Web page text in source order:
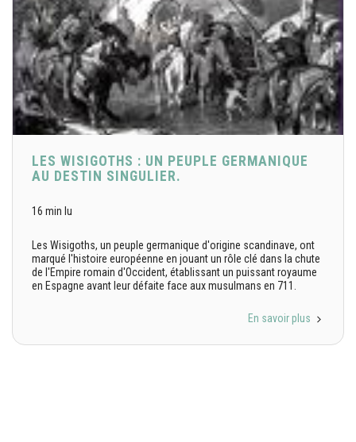
LES WISIGOTHS : UN PEUPLE GERMANIQUE
AU DESTIN SINGULIER.
16 min lu
Les Wisigoths, un peuple germanique d'origine scandinave, ont
marqué l'histoire européenne en jouant un rôle clé dans la chute
de l'Empire romain d'Occident, établissant un puissant royaume
en Espagne avant leur défaite face aux musulmans en 711.
En savoir plus